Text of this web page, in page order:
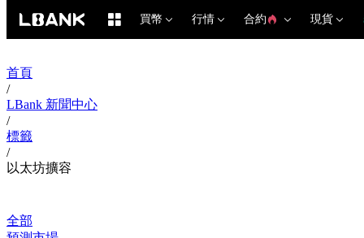
買幣 行情 合約 現貨
首頁
/
LBank 新聞中心
/
標籤
/
以太坊擴容
全部